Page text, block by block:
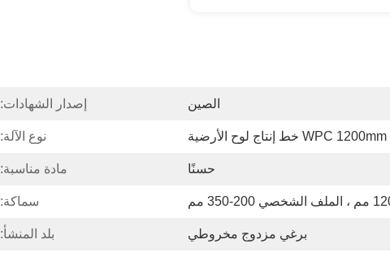
الصين إصدار الشهادات:
نوع الآلة:
حسنًا مادة مناسبة:
سماكة:
برغي مزدوج مخروطي بلد المنشأ: